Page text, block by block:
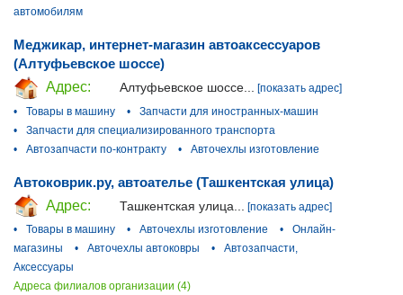
автомобилям
Меджикар, интернет-магазин автоаксессуаров
(Алтуфьевское шоссе)
Адрес:
Алтуфьевское шоссе...
[показать адрес]
•
Товары в машину •
Запчасти для иностранных-машин
•
Запчасти для специализированного транспорта
•
Автозапчасти по-контракту • Авточехлы изготовление
Автоковрик.ру, автоателье (Ташкентская улица)
Адрес:
Ташкентская улица...
[показать адрес]
•
Товары в машину • Авточехлы изготовление •
Онлайн-
магазины
• Авточехлы автоковры •
Автозапчасти,
Аксессуары
Адреса филиалов организации (4)